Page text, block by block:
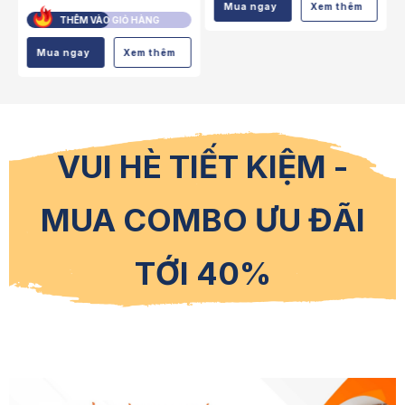
VÀO GIỎ HÀNG
Xem thêm
THÊM VÀO GIỎ HÀNG
Mua ngay
Mua ngay
VUI HÈ TIẾT KIỆM -
MUA COMBO ƯU ĐÃI
TỚI 40%